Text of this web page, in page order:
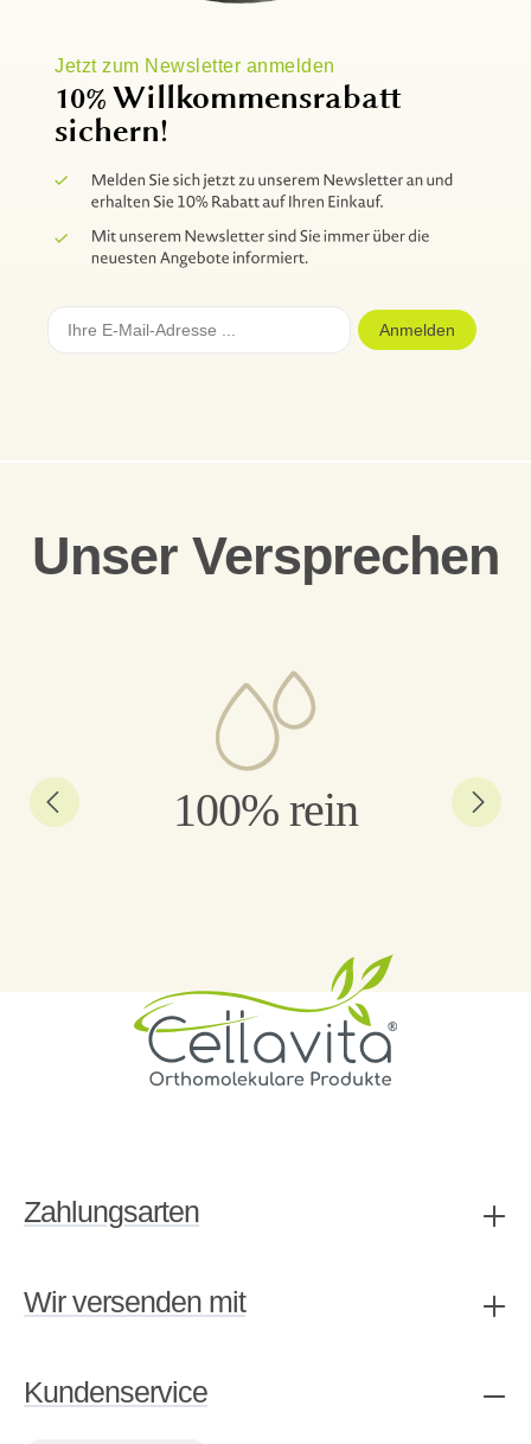
Jetzt zum Newsletter anmelden
10% Willkommensrabatt
sichern!
Anmelden
Unser Versprechen
100% rein
Zahlungsarten
Wir versenden mit
Kundenservice